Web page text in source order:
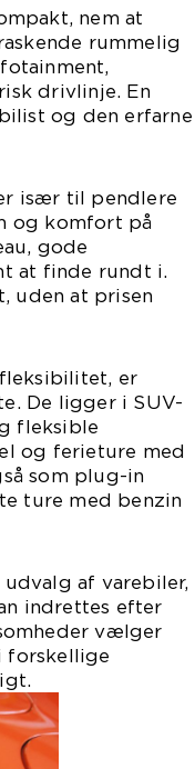
nem at
rummelig
drivlinje. En
og den erfarne
især til pendlere
og komfort på
gode
at finde rundt i.
uden at prisen
er
De ligger i SUV-
fleksible
og ferieture med
som plug-in
ture med benzin
af varebiler,
indrettes efter
vælger
forskellige